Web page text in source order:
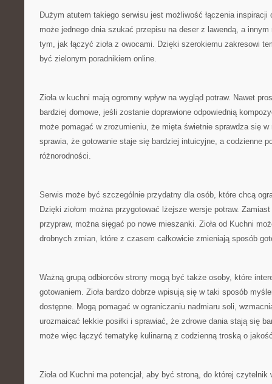
Dużym atutem takiego serwisu jest możliwość łączenia
może jednego dnia szukać przepisu na deser z lawendą, a
tym, jak łączyć zioła z owocami. Dzięki szerokiemu zakresowi
być zielonym poradnikiem online.
Zioła w kuchni mają ogromny wpływ na wygląd potraw. Nawet
bardziej domowe, jeśli zostanie doprawione odpowiednią
może pomagać w zrozumieniu, że mięta świetnie sprawdza się w
sprawia, że gotowanie staje się bardziej intuicyjne, a codzienne
różnorodności.
Serwis może być szczególnie przydatny dla osób, które chcą
Dzięki ziołom można przygotować lżejsze wersje potraw.
przypraw, można sięgać po nowe mieszanki. Zioła od Kuchni
drobnych zmian, które z czasem całkowicie zmieniają sposób
Ważną grupą odbiorców strony mogą być także osoby, które
gotowaniem. Zioła bardzo dobrze wpisują się w taki sposób
dostępne. Mogą pomagać w ograniczaniu nadmiaru soli,
urozmaicać lekkie posiłki i sprawiać, że zdrowe dania stają się
może więc łączyć tematykę kulinarną z codzienną troską o
Zioła od Kuchni ma potencjał, aby być stroną, do której czytelnik